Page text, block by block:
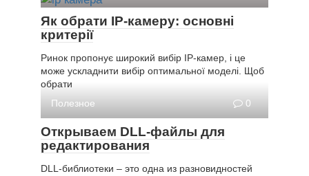
Як обрати IP-камеру: основні
критерії
Ринок пропонує широкий вибір IP-камер, і це
може ускладнити вибір оптимальної моделі. Щоб
обрати
Полезное
0
Открываем DLL-файлы для
редактирования
DLL-библиотеки – это одна из разновидностей